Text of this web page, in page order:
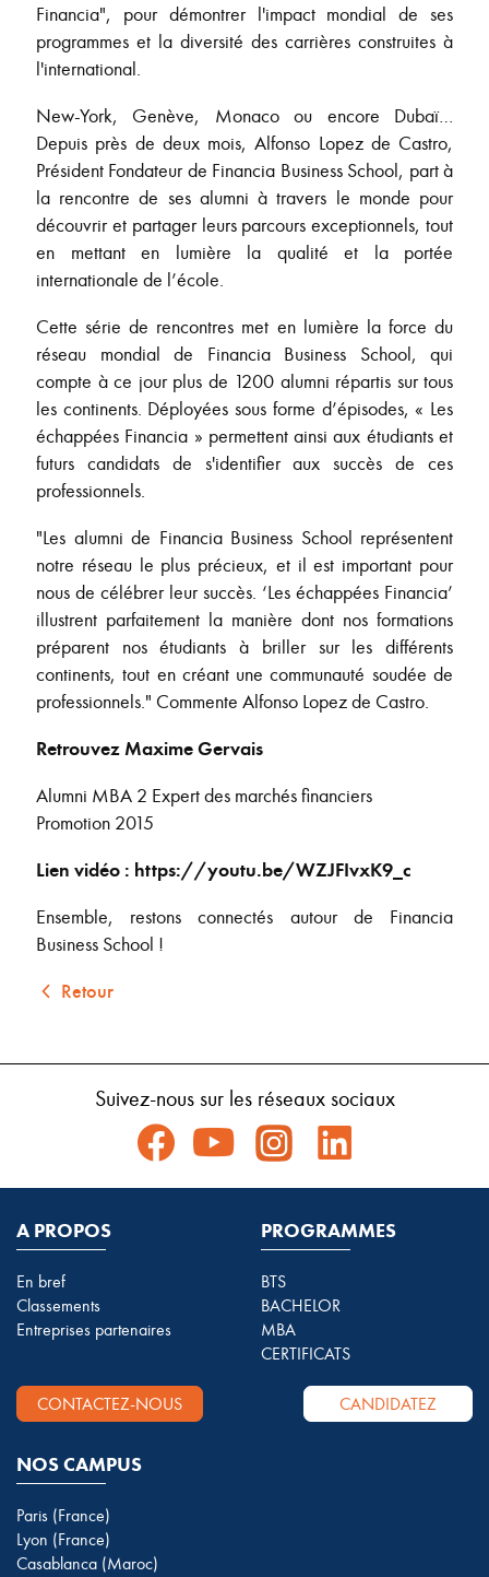
Financia", pour démontrer l'impact mondial de ses
programmes et la diversité des carrières construites à
l'international.
New-York, Genève, Monaco ou encore Dubaï…
Depuis près de deux mois, Alfonso Lopez de Castro,
Président Fondateur de Financia Business School, part à
la rencontre de ses alumni à travers le monde pour
découvrir et partager leurs parcours exceptionnels, tout
en mettant en lumière la qualité et la portée
internationale de l’école.
Cette série de rencontres met en lumière la force du
réseau mondial de Financia Business School, qui
compte à ce jour plus de 1200 alumni répartis sur tous
les continents. Déployées sous forme d’épisodes, « Les
échappées Financia » permettent ainsi aux étudiants et
futurs candidats de s'identifier aux succès de ces
professionnels.
"Les alumni de Financia Business School représentent
notre réseau le plus précieux, et il est important pour
nous de célébrer leur succès. ‘Les échappées Financia’
illustrent parfaitement la manière dont nos formations
préparent nos étudiants à briller sur les différents
continents, tout en créant une communauté soudée de
professionnels." Commente Alfonso Lopez de Castro.
Retrouvez Maxime Gervais
Alumni MBA 2 Expert des marchés financiers
Promotion 2015
Lien vidéo : https://youtu.be/WZJFIvxK9_c
Ensemble, restons connectés autour de Financia
Business School !
Retour
Suivez-nous sur les réseaux sociaux
A PROPOS
En bref
Classements
Entreprises partenaires
PROGRAMMES
BTS
BACHELOR
MBA
CERTIFICATS
CONTACTEZ-NOUS CANDIDATEZ
NOS CAMPUS
Paris (France)
Lyon (France)
Casablanca (Maroc)